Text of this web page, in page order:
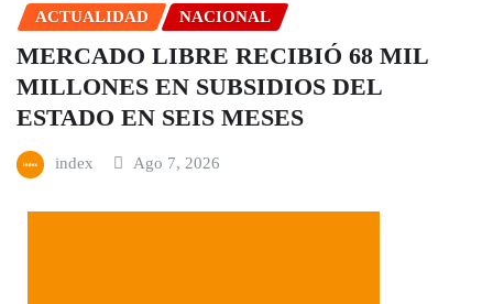
ACTUALIDAD NACIONAL
MERCADO LIBRE RECIBIÓ 68 MIL
MILLONES EN SUBSIDIOS DEL
ESTADO EN SEIS MESES
index Ago 7, 2026